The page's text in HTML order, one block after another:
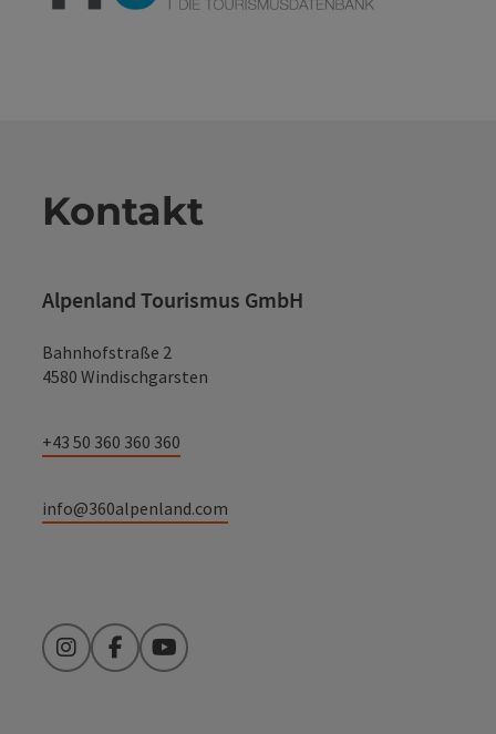
Kontakt
Alpenland Tourismus GmbH
Bahnhofstraße 2
4580 Windischgarsten
+43 50 360 360 360
info@360alpenland.com
InstagramFacebookYouTube